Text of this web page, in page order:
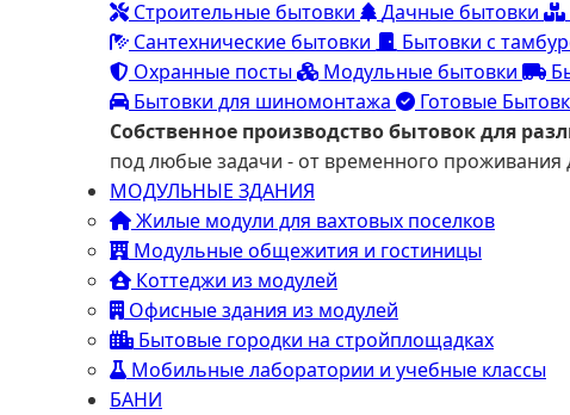
Строительные бытовки
Дачные бытовки
Сантехнические бытовки
Бытовки с
Охранные посты
Модульные бытовки
Бытовки для шиномонтажа
Готовые
Собственное производство бытовок для
под любые задачи - от временного
МОДУЛЬНЫЕ ЗДАНИЯ
Жилые модули для вахтовых поселков
Модульные общежития и гостиницы
Коттеджи из модулей
Офисные здания из модулей
Бытовые городки на стройплощадках
Мобильные лаборатории и учебные классы
БАНИ